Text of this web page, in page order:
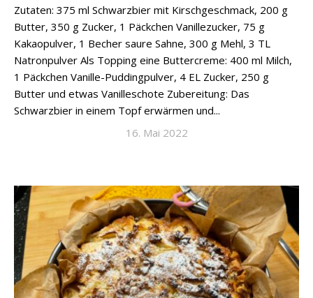
Zutaten: 375 ml Schwarzbier mit Kirschgeschmack, 200 g
Butter, 350 g Zucker, 1 Päckchen Vanillezucker, 75 g
Kakaopulver, 1 Becher saure Sahne, 300 g Mehl, 3 TL
Natronpulver Als Topping eine Buttercreme: 400 ml Milch,
1 Päckchen Vanille-Puddingpulver, 4 EL Zucker, 250 g
Butter und etwas Vanilleschote Zubereitung: Das
Schwarzbier in einem Topf erwärmen und...
16. Mai 2022